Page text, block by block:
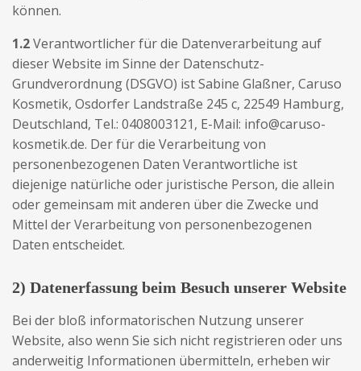
können.
1.2Verantwortlicher für die Datenverarbeitung auf
dieser Website im Sinne der Datenschutz-
Grundverordnung (DSGVO) ist Sabine Glaßner, Caruso
Kosmetik, Osdorfer Landstraße 245 c, 22549 Hamburg,
Deutschland, Tel.: 0408003121, E-Mail: info@caruso-
kosmetik.de. Der für die Verarbeitung von
personenbezogenen Daten Verantwortliche ist
diejenige natürliche oder juristische Person, die allein
oder gemeinsam mit anderen über die Zwecke und
Mittel der Verarbeitung von personenbezogenen
Daten entscheidet.
2) Datenerfassung beim Besuch unserer Website
Bei der bloß informatorischen Nutzung unserer
Website, also wenn Sie sich nicht registrieren oder uns
anderweitig Informationen übermitteln, erheben wir